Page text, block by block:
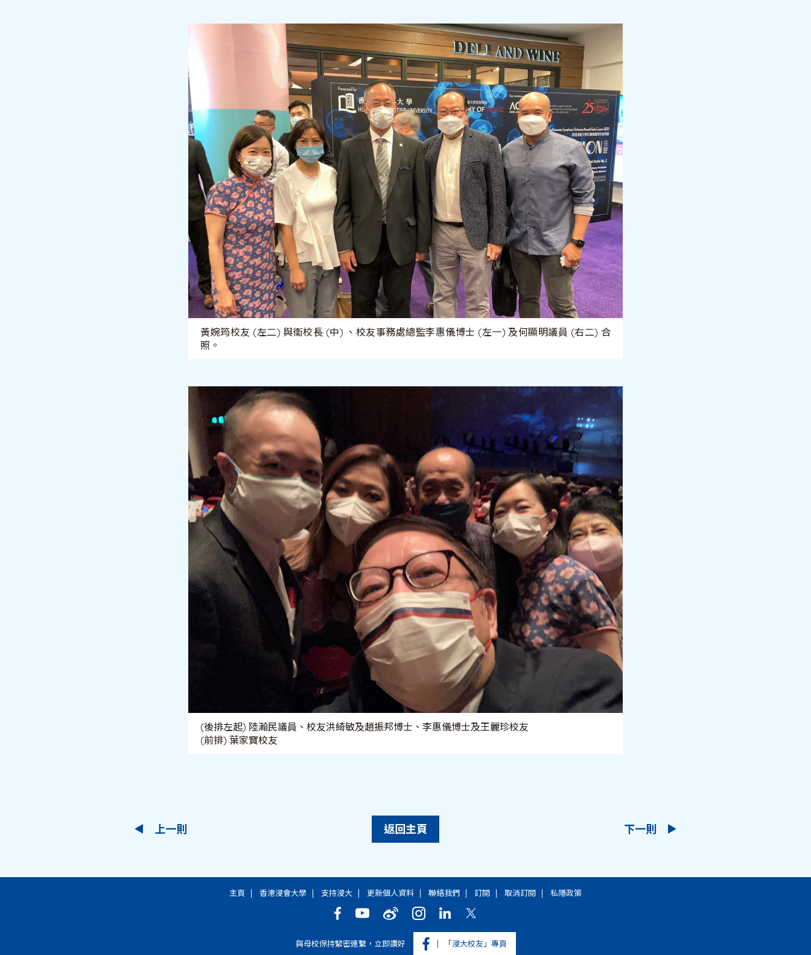
黃婉筠校友 (左二) 與衞校長 (中) 、校友事務處總監李惠儀博士 (左一) 及何顯明議員 (右二) 合
照。
(後排左起) 陸瀚民議員、校友洪綺敏及趙振邦博士、李惠儀博士及王麗珍校友
(前排) 葉家寶校友
上一則 返回主頁 下一則
主頁 香港浸會大學 支持浸大 更新個人資料 聯絡我們 訂閱 取消訂閱 私隱政策
與母校保持緊密連繫，立即讚好 「浸大校友」專頁